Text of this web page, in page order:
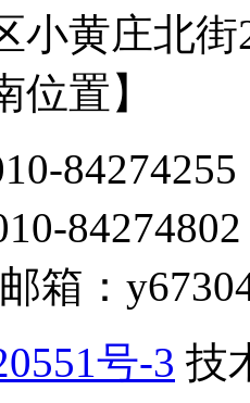
小黄庄北
位置】
箱：
号-3 技